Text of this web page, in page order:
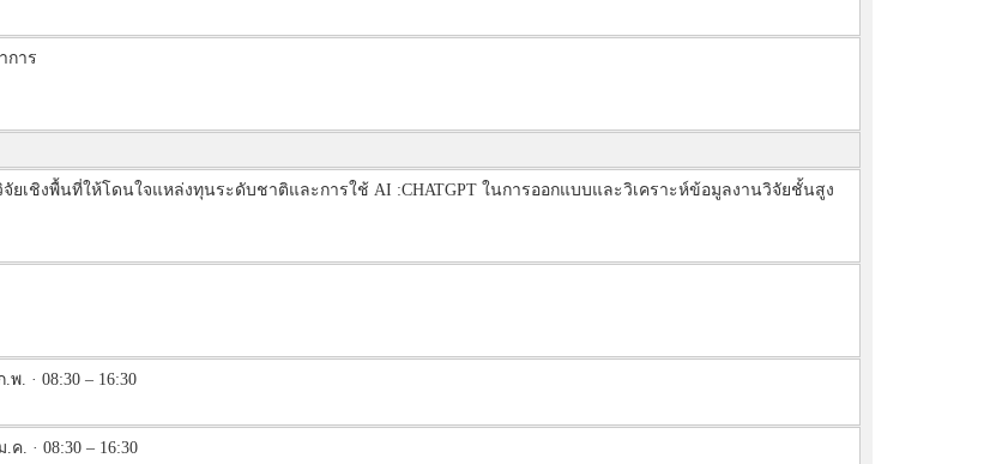
การ
ยเชิงพื้นที่ให้โดนใจแหล่งทุนระดับชาติและการใช้ AI :CHATGPT ในการออกแบบและวิเคราะห์ข้อมูลงานวิจัยชั้นสูง
. · 08:30 – 16:30
. · 08:30 – 16:30